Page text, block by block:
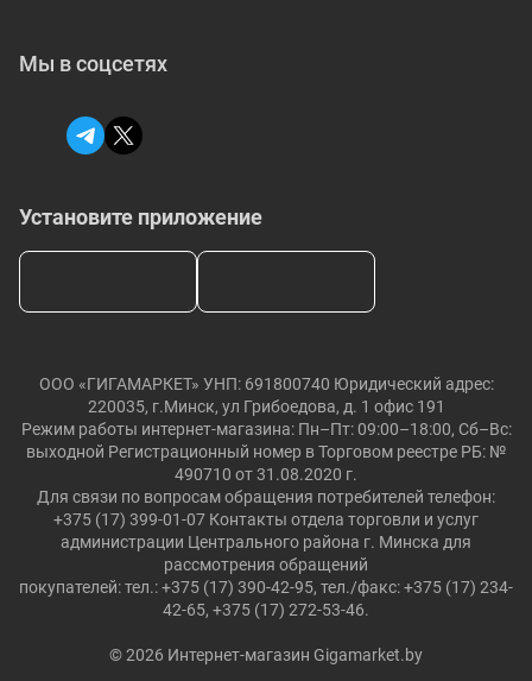
Установите приложение
Мы в соцсетях
ООО «ГИГАМАРКЕТ» УНП: 691800740 Юридический адрес:
220035, г.Минск, ул Грибоедова, д. 1 офис 191
Режим работы интернет-магазина: Пн–Пт: 09:00–18:00, Сб–Вс:
выходной Регистрационный номер в Торговом реестре РБ: №
490710 от 31.08.2020 г.
Для связи по вопросам обращения потребителей телефон:
+375 (17) 399-01-07 Контакты отдела торговли и услуг
администрации Центрального района г. Минска для
рассмотрения обращений
покупателей: тел.: +375 (17) 390-42-95, тел./факс: +375 (17) 234-
42-65, +375 (17) 272-53-46.
© 2026 Интернет-магазин Gigamarket.by